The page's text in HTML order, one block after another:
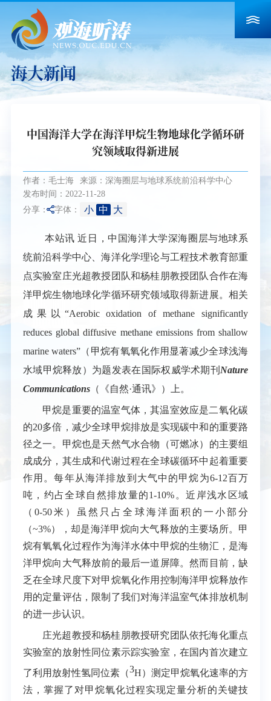
海大新闻
中国海洋大学在海洋甲烷生物地球化学循环研
究领域取得新进展
作者：毛士海
来源：深海圈层与地球系统前沿科学中心
发布时间：2022-11-28
分享： 字体： 小 中 大
本站讯近日，中国海洋大学深海圈层与地球系
统前沿科学中心、海洋化学理论与工程技术教育部重
点实验室庄光超教授团队和杨桂朋教授团队合作在海
洋甲烷生物地球化学循环研究领域取得新进展。相关
成果以“Aerobic oxidation of methane significantly
reduces global diffusive methane emissions from shallow
marine waters”（甲烷有氧氧化作用显著减少全球浅海
水域甲烷释放）为题发表在国际权威学术期刊 Nature
Communications（《自然·通讯》）上。
甲烷是重要的温室气体，其温室效应是二氧化碳
的20多倍，减少全球甲烷排放是实现碳中和的重要路
径之一。甲烷也是天然气水合物（可燃冰）的主要组
成成分，其生成和代谢过程在全球碳循环中起着重要
作用。每年从海洋排放到大气中的甲烷为6-12百万
吨，约占全球自然排放量的1-10%。近岸浅水区域
（0-50米）虽然只占全球海洋面积的一小部分
（~3%），却是海洋甲烷向大气释放的主要场所。甲
烷有氧氧化过程作为海洋水体中甲烷的生物汇，是海
洋甲烷向大气释放前的最后一道屏障。然而目前，缺
乏在全球尺度下对甲烷氧化作用控制海洋甲烷释放作
用的定量评估，限制了我们对海洋温室气体排放机制
的进一步认识。
庄光超教授和杨桂朋教授研究团队依托海化重点
实验室的放射性同位素示踪实验室，在国内首次建立
了利用放射性氢同位素（3H）测定甲烷氧化速率的方
法，掌握了对甲烷氧化过程实现定量分析的关键技